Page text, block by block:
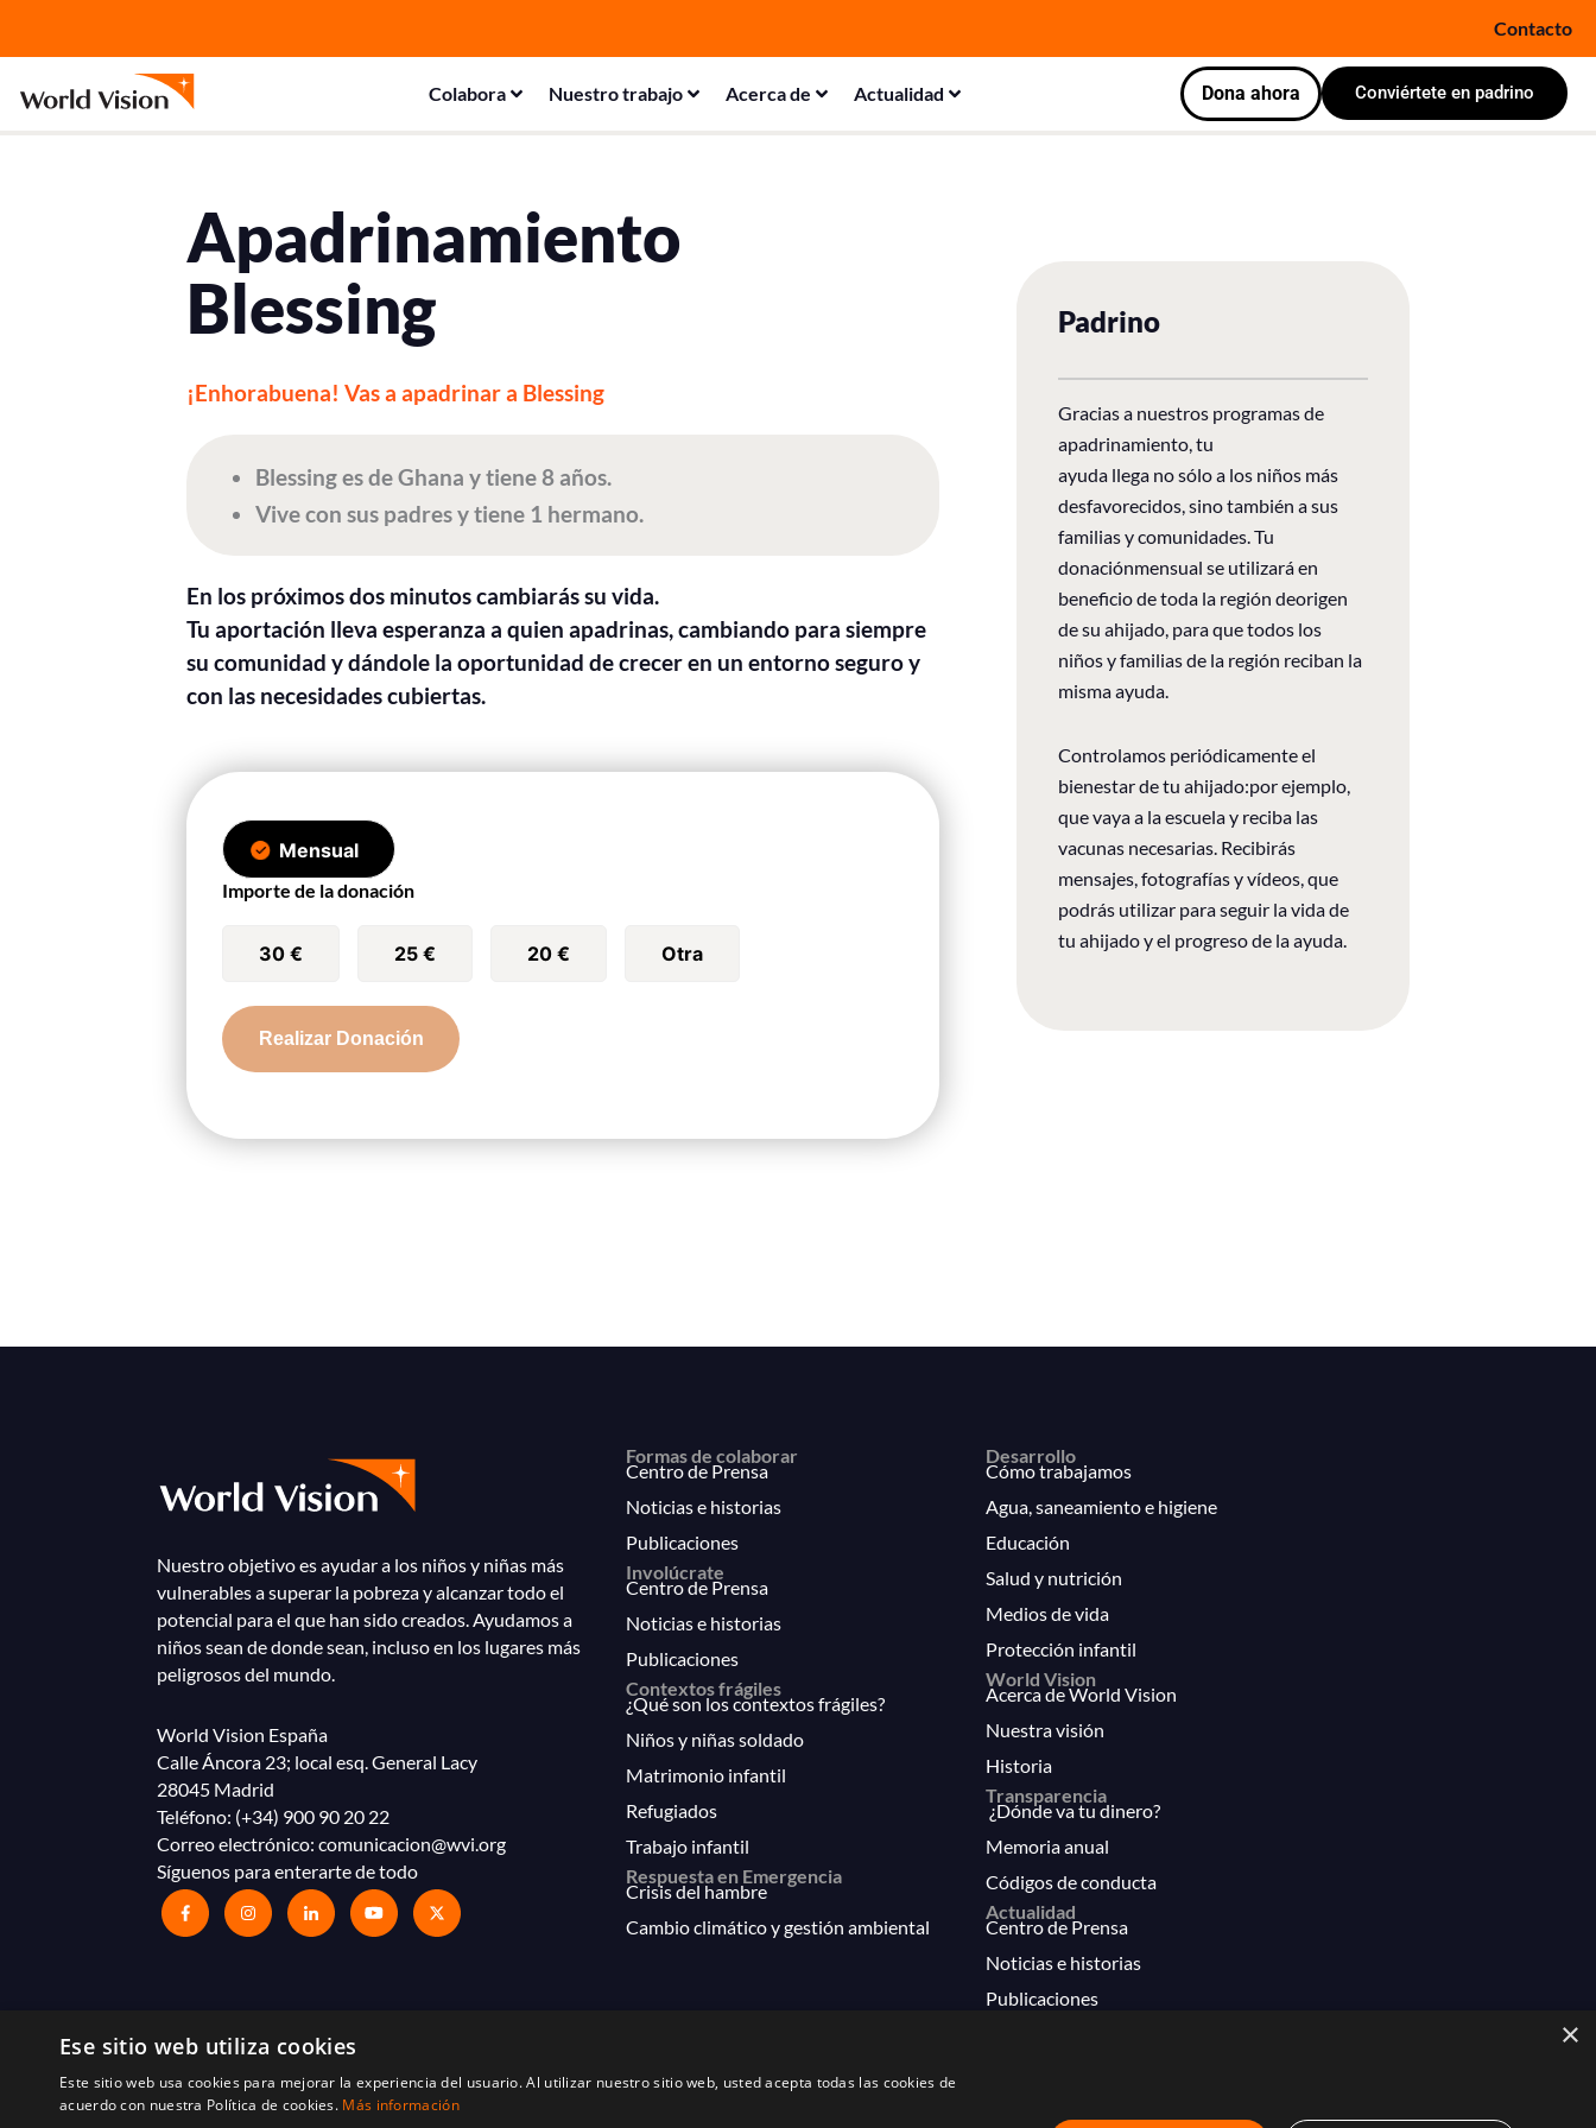
Contacto
Colabora Nuestro trabajo Acerca de Actualidad Dona ahora Conviértete en padrino
Apadrinamiento
Blessing
¡Enhorabuena! Vas a apadrinar a Blessing
Blessing es de Ghana y tiene 8 años.
Vive con sus padres y tiene 1 hermano.
En los próximos dos minutos cambiarás su vida.
Tu aportación lleva esperanza a quien apadrinas, cambiando para siempre
su comunidad y dándole la oportunidad de crecer en un entorno seguro y
con las necesidades cubiertas.
Mensual
Importe de la donación
30 € 25 € 20 € Otra
Blessing
cantidadRealizar Donación
Padrino
Gracias a nuestros programas de
apadrinamiento, tu
ayuda llega no sólo a los niños más
desfavorecidos, sino también a sus
familias y comunidades. Tu
donaciónmensual se utilizará en
beneficio de toda la región deorigen
de su ahijado, para que todos los
niños y familias de la región reciban la
misma ayuda.
Controlamos periódicamente el
bienestar de tu ahijado:por ejemplo,
que vaya a la escuela y reciba las
vacunas necesarias. Recibirás
mensajes, fotografías y vídeos, que
podrás utilizar para seguir la vida de
tu ahijado y el progreso de la ayuda.
Nuestro objetivo es ayudar a los niños y niñas más
vulnerables a superar la pobreza y alcanzar todo el
potencial para el que han sido creados. Ayudamos a
niños sean de donde sean, incluso en los lugares más
peligrosos del mundo.
World Vision España
Calle Áncora 23; local esq. General Lacy
28045 Madrid
Teléfono: (+34) 900 90 20 22
Correo electrónico: comunicacion@wvi.org
Síguenos para enterarte de todo
Formas de colaborar
Centro de Prensa
Noticias e historias
Publicaciones
Involúcrate
Centro de Prensa
Noticias e historias
Publicaciones
Contextos frágiles
¿Qué son los contextos frágiles?
Niños y niñas soldado
Matrimonio infantil
Refugiados
Trabajo infantil
Respuesta en Emergencia
Crisis del hambre
Cambio climático y gestión ambiental
Desarrollo
Cómo trabajamos
Agua, saneamiento e higiene
Educación
Salud y nutrición
Medios de vida
Protección infantil
World Vision
Acerca de World Vision
Nuestra visión
Historia
Transparencia
¿Dónde va tu dinero?
Memoria anual
Códigos de conducta
Actualidad
Centro de Prensa
Noticias e historias
Publicaciones
×
Ese sitio web utiliza cookies
Este sitio web usa cookies para mejorar la experiencia del usuario. Al utilizar nuestro sitio web, usted acepta todas las cookies de
acuerdo con nuestra Política de cookies. Más información